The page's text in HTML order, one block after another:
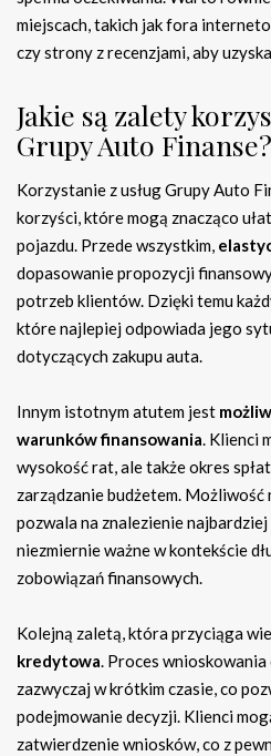
miejscach, takich jak fora
czy strony z recenzjami, aby
Jakie są zalety
Grupy Auto Finanse?
Korzystanie z usług Grupy Auto
korzyści, które mogą znacząco
pojazdu. Przede wszystkim,
dopasowanie propozycji
potrzeb klientów. Dzięki temu
które najlepiej odpowiada jego
dotyczących zakupu auta.
Innym istotnym atutem jest
warunków finansowania. Klienci
wysokość rat, ale także okres
zarządzanie budżetem.
pozwala na znalezienie
niezmiernie ważne w kontekście
zobowiązań finansowych.
Kolejną zaletą, która przyciąga
kredytowa. Proces
zazwyczaj w krótkim czasie, co
podejmowanie decyzji. Klienci
zatwierdzenie wniosków, co z